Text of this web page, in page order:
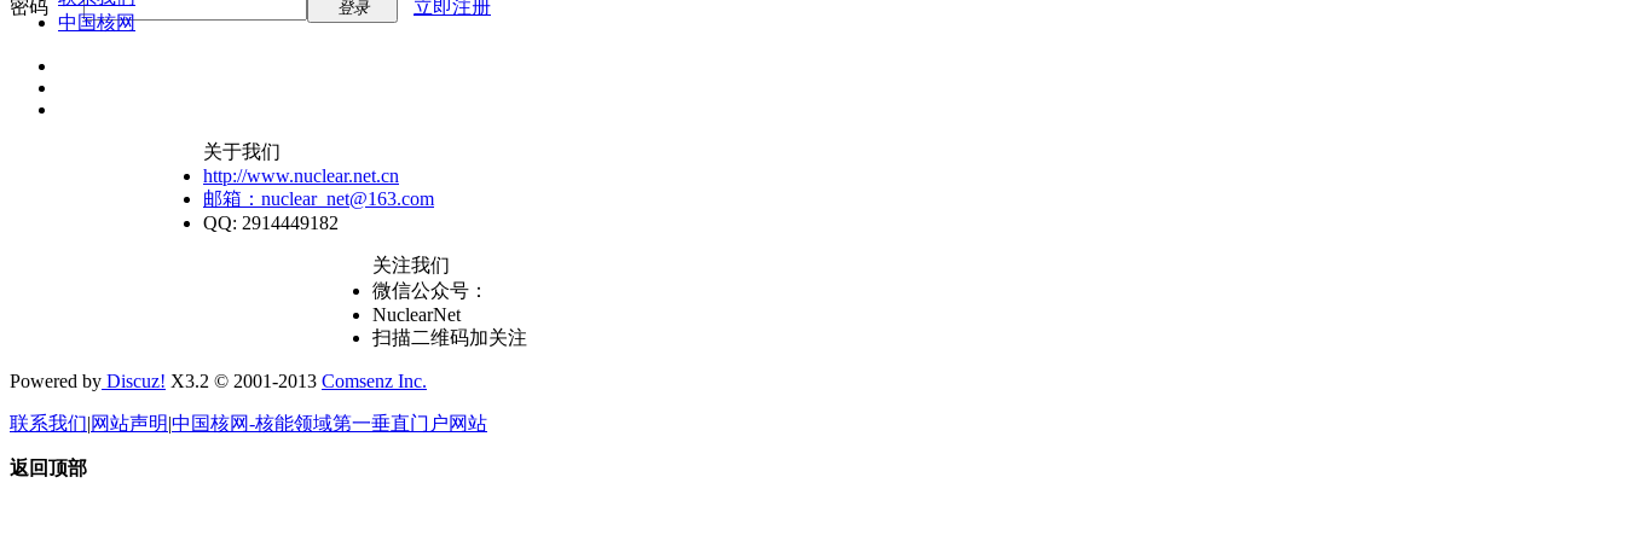
密码 登录 立即注册
中国核网
关于我们
http://www.nuclear.net.cn
邮箱：nuclear_net@163.com
QQ: 2914449182
关注我们
微信公众号：
NuclearNet
扫描二维码加关注
Powered by Discuz! X3.2 © 2001-2013 Comsenz Inc.
联系我们|网站声明|中国核网-核能领域第一垂直门户网站
返回顶部